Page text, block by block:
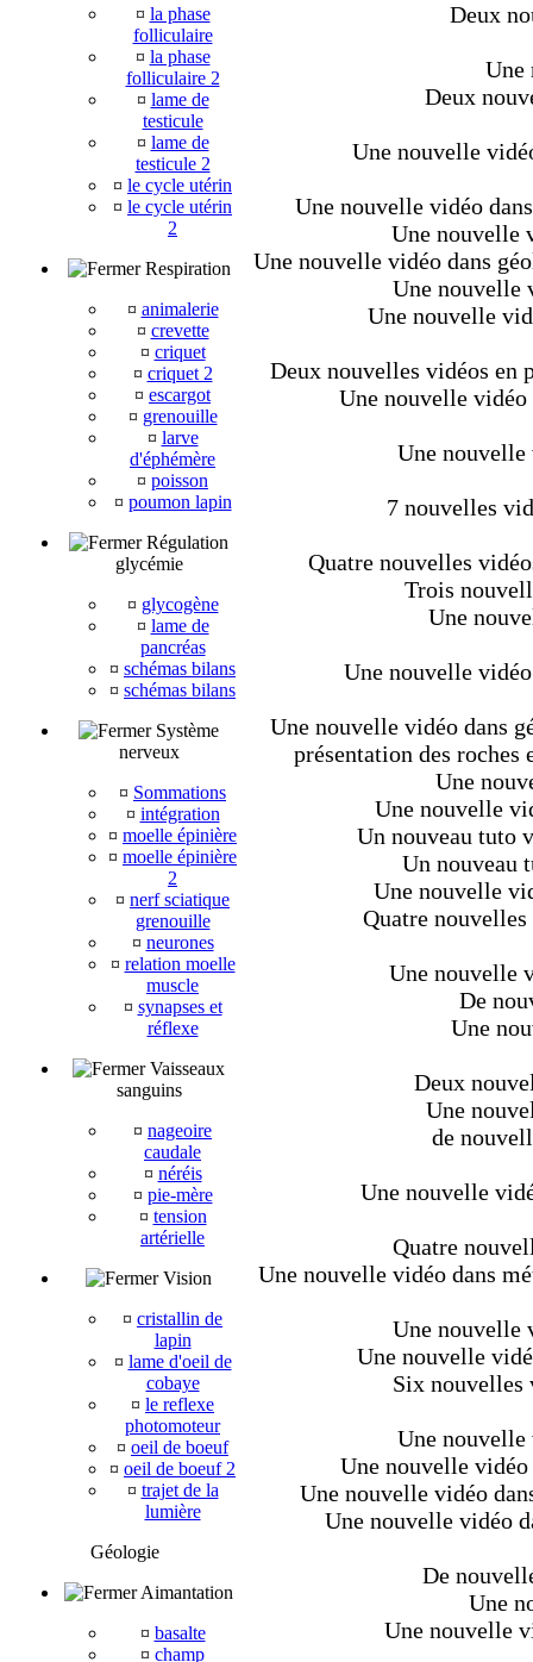
¤ la phase
folliculaire
¤ la phase
folliculaire 2
¤ lame de
testicule
¤ lame de
testicule 2
¤ le cycle utérin
¤ le cycle utérin
2
Respiration
¤ animalerie
¤ crevette
¤ criquet
¤ criquet 2
¤ escargot
¤ grenouille
¤ larve
d'éphémère
¤ poisson
¤ poumon lapin
Régulation
glycémie
¤ glycogène
¤ lame de
pancréas
¤ schémas bilans
¤ schémas bilans
Système
nerveux
¤ Sommations
¤ intégration
¤ moelle épinière
¤ moelle épinière
2
¤ nerf sciatique
grenouille
¤ neurones
¤ relation moelle
muscle
¤ synapses et
réflexe
Vaisseaux
sanguins
¤ nageoire
caudale
¤ néréis
¤ pie-mère
¤ tension
artérielle
Vision
¤ cristallin de
lapin
¤ lame d'oeil de
cobaye
¤ le reflexe
photomoteur
¤ oeil de boeuf
¤ oeil de boeuf 2
¤ trajet de la
lumière
Géologie
Aimantation
¤ basalte
¤ champ
Deux
Une
Deux
Une nouvelle
Une nouvelle vidéo
Une nouvelle
Une nouvelle vidéo dans
Une nouvelle
Une nouvelle
Deux nouvelles vidéos en
Une nouvelle
Une nouvelle
7 nouvelles
Quatre nouvelles
Trois
Une
Une nouvelle
Une nouvelle vidéo dans
présentation des
Une
Une nouvelle
Un nouveau tuto
Un nouveau
Une nouvelle
Quatre
Une nouvelle
De
Une
Deux
Une
de
Une nouvelle
Quatre
Une nouvelle vidéo dans
Une nouvelle
Une nouvelle
Six nouvelles
Une nouvelle
Une nouvelle
Une nouvelle vidéo
Une nouvelle vidéo
De
Une
Une nouvelle